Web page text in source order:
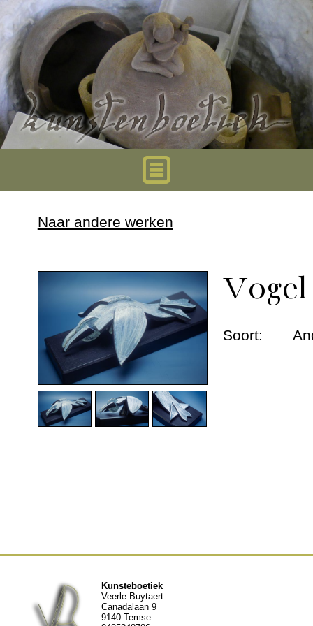
Home
Mini urnen
Dieren urnen
Andere werken
Geschiedenis
Naar andere werken
Soort:
Kunsteboetiek
Veerle Buytaert
Canadalaan 9
9140 Temse